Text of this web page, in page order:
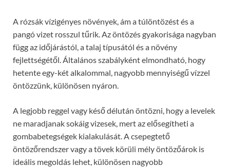
A rózsák vízigényes növények, ám a túlöntözést és a
pangó vizet rosszul tűrik. Az öntözés gyakorisága nagyban
függ az időjárástól, a talaj típusától és a növény
fejlettségétől. Általános szabályként elmondható, hogy
hetente egy-két alkalommal, nagyobb mennyiségű vízzel
öntözzünk, különösen nyáron.
A legjobb reggel vagy késő délután öntözni, hogy a levelek
ne maradjanak sokáig vizesek, mert az elősegítheti a
gombabetegségek kialakulását. A csepegtető
öntözőrendszer vagy a tövek körüli mély öntözőárok is
ideális megoldás lehet, különösen nagyobb